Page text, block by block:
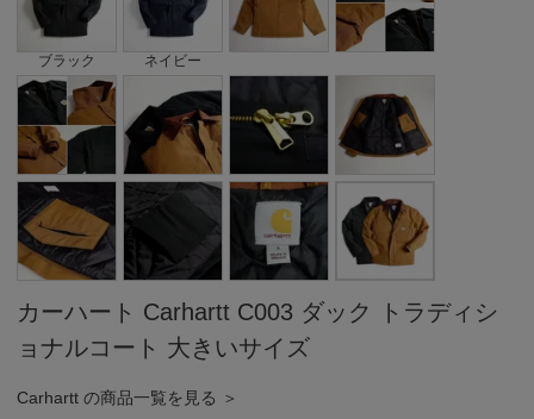
ブラック ネイビー
カーハート Carhartt C003 ダック トラディシ
ョナルコート 大きいサイズ
Carhartt の商品一覧を見る ＞